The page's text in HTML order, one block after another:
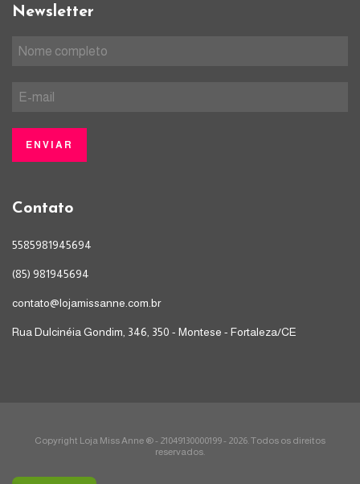
Newsletter
Contato
5585981945694
(85) 981945694
contato@lojamissanne.com.br
Rua Dulcinéia Gondim, 346, 350 - Montese - Fortaleza/CE
Copyright Loja Miss Anne ® - 21049130000199 - 2026. Todos os direitos
reservados.